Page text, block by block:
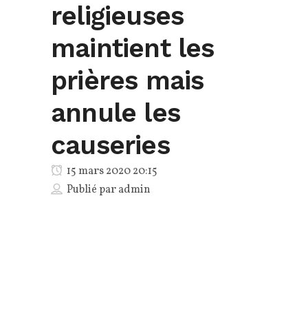
religieuses
maintient les
prières mais
annule les
causeries
15 mars 2020 20:15
Publié paradmin